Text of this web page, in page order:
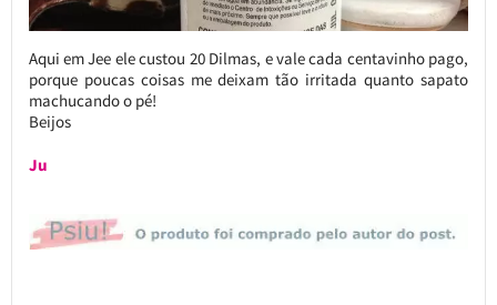
Aqui em Jee ele custou 20 Dilmas, e vale cada centavinho pago,
porque poucas coisas me deixam tão irritada quanto sapato
machucando o pé!
Beijos
Ju